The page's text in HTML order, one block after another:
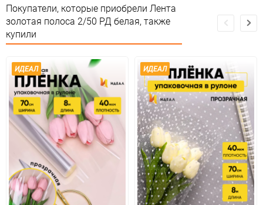
Сертификация Не подлежит сертификации
Особые условия Особых условий не требует
Единица измерения шт
Покупатели, которые приобрели Лента
золотая полоса 2/50 РД белая, также
купили
ИДЕАЛ ИДЕАЛ